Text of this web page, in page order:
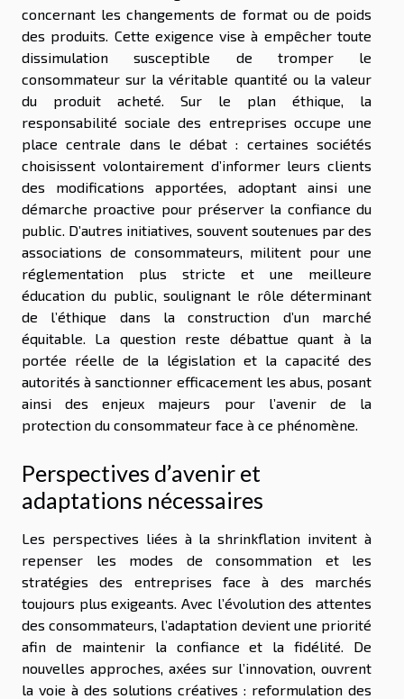
concernant les changements de format ou de poids
des produits. Cette exigence vise à empêcher toute
dissimulation susceptible de tromper le
consommateur sur la véritable quantité ou la valeur
du produit acheté. Sur le plan éthique, la
responsabilité sociale des entreprises occupe une
place centrale dans le débat : certaines sociétés
choisissent volontairement d’informer leurs clients
des modifications apportées, adoptant ainsi une
démarche proactive pour préserver la confiance du
public. D’autres initiatives, souvent soutenues par des
associations de consommateurs, militent pour une
réglementation plus stricte et une meilleure
éducation du public, soulignant le rôle déterminant
de l’éthique dans la construction d’un marché
équitable. La question reste débattue quant à la
portée réelle de la législation et la capacité des
autorités à sanctionner efficacement les abus, posant
ainsi des enjeux majeurs pour l’avenir de la
protection du consommateur face à ce phénomène.
Perspectives d’avenir et
adaptations nécessaires
Les perspectives liées à la shrinkflation invitent à
repenser les modes de consommation et les
stratégies des entreprises face à des marchés
toujours plus exigeants. Avec l’évolution des attentes
des consommateurs, l’adaptation devient une priorité
afin de maintenir la confiance et la fidélité. De
nouvelles approches, axées sur l’innovation, ouvrent
la voie à des solutions créatives : reformulation des